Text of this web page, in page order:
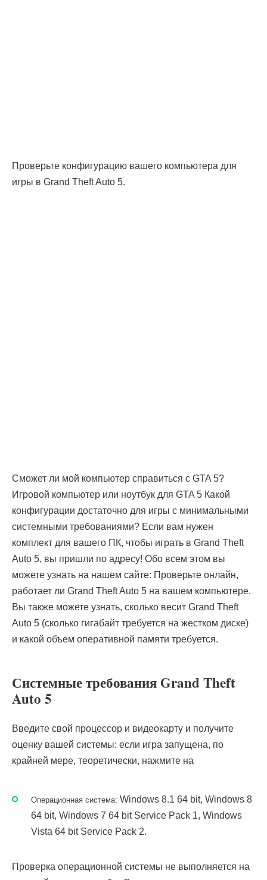
Проверьте конфигурацию вашего компьютера для
игры в Grand Theft Auto 5.
Сможет ли мой компьютер справиться с GTA 5?
Игровой компьютер или ноутбук для GTA 5 Какой
конфигурации достаточно для игры с минимальными
системными требованиями? Если вам нужен
комплект для вашего ПК, чтобы играть в Grand Theft
Auto 5, вы пришли по адресу! Обо всем этом вы
можете узнать на нашем сайте: Проверьте онлайн,
работает ли Grand Theft Auto 5 на вашем компьютере.
Вы также можете узнать, сколько весит Grand Theft
Auto 5 (сколько гигабайт требуется на жестком диске)
и какой объем оперативной памяти требуется.
Системные требования Grand Theft
Auto 5
Введите свой процессор и видеокарту и получите
оценку вашей системы: если игра запущена, по
крайней мере, теоретически, нажмите на
Операционная система: Windows 8.1 64 bit, Windows 8
64 bit, Windows 7 64 bit Service Pack 1, Windows
Vista 64 bit Service Pack 2.
Проверка операционной системы не выполняется на